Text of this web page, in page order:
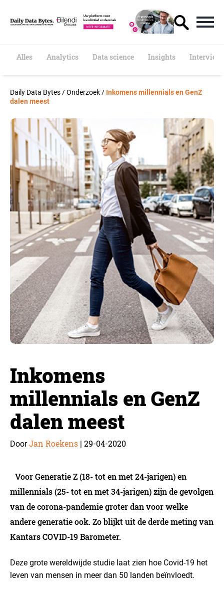
t
Alles Analytics Data science Insights
Daily Data Bytes /Onderzoek / Inkomens millennials en GenZ
dalen meest
Inkomens
millennials en GenZ
dalen meest
DoorJan Roekens | 29-04-2020
Voor Generatie Z (18- tot en met 24-jarigen) en
millennials (25- tot en met 34-jarigen) zijn de gevolgen
van de corona-pandemie groter dan voor welke
andere generatie ook. Zo blijkt uit de derde meting van
Kantars COVID-19 Barometer.
Deze grote wereldwijde studie laat zien hoe Covid-19 het
leven van mensen in meer dan 50 landen beïnvloedt.